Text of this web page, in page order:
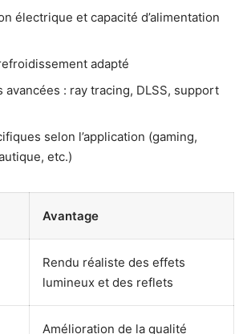
électrique et capacité d’alimentation
adapté
avancées : ray tracing, DLSS, support
selon l’application (gaming,
etc.)
Avantage
Rendu réaliste des effets
lumineux et des reflets
Amélioration de la qualité